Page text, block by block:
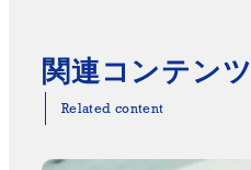
関連コンテンツ
Related content